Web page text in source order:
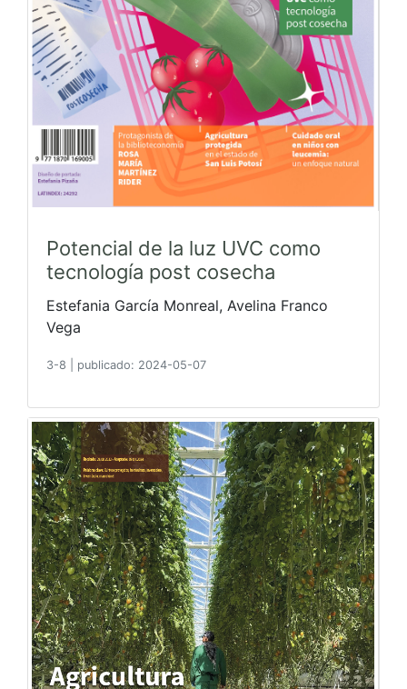
Potencial de la luz UVC como
tecnología post cosecha
Estefania García Monreal, Avelina Franco
Vega
3-8 publicado: 2024-05-07